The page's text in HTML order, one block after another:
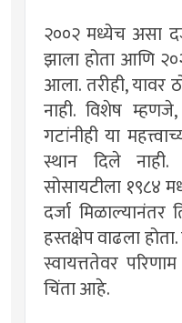
२००२ मध्येच असा
झाला होता आणि
आला. तरीही, यावर
नाही. विशेष
गटांनीही या
स्थान दिले नाही.
सोसायटीला १९८४
दर्जा मिळाल्यानंतर
हस्तक्षेप वाढला
स्वायत्ततेवर
चिंता आहे.